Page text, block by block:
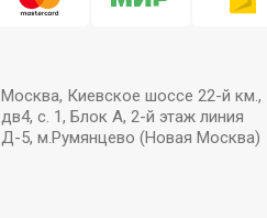
Москва, Киевское шоссе 22-й км.,
дв4, с. 1, Блок А, 2-й этаж линия
Д-5, м.Румянцево (Новая Москва)